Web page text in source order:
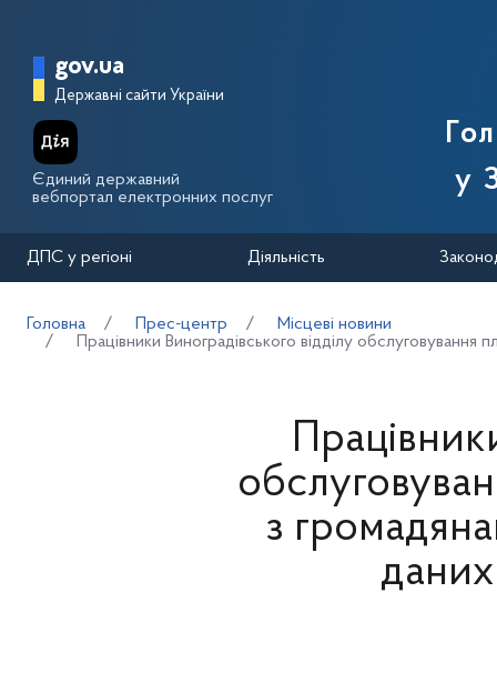
Головна сторінка Державної
gov.ua
Державні сайти України
Єдиний державний
вебпортал електронних послуг
у
ДПС у регіоні Діяльність
Головна Прес-центр
Місцеві новини
Працівники Виноградівського відділу
з